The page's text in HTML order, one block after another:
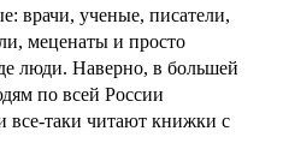
врачи, ученые, писатели,
меценаты и просто
люди. Наверно, в большей
по всей России
все-таки читают книжки с